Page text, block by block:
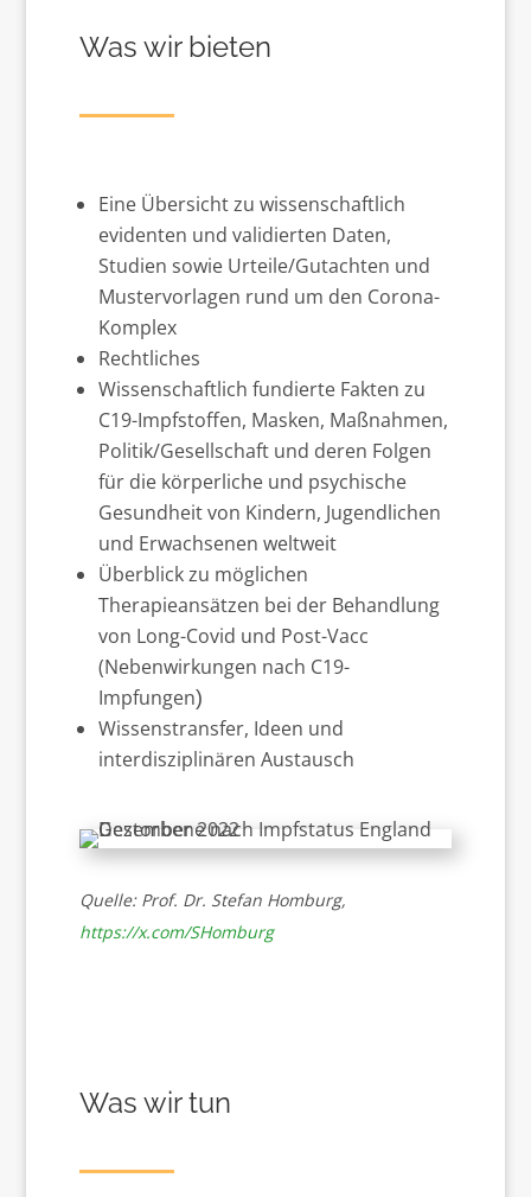
Was wir bieten
Eine Übersicht zu wissenschaftlich
evidenten und validierten Daten,
Studien sowie Urteile/Gutachten und
Mustervorlagen rund um den Corona-
Komplex
Rechtliches
Wissenschaftlich fundierte Fakten zu
C19-Impfstoffen, Masken, Maßnahmen,
Politik/Gesellschaft und deren Folgen
für die körperliche und psychische
Gesundheit von Kindern, Jugendlichen
und Erwachsenen weltweit
Überblick zu möglichen
Therapieansätzen bei der Behandlung
von Long-Covid und Post-Vacc
(Nebenwirkungen nach C19-
Impfungen)
Wissenstransfer, Ideen und
interdisziplinären Austausch
Quelle: Prof. Dr. Stefan Homburg,
https://x.com/SHomburg
Was wir tun